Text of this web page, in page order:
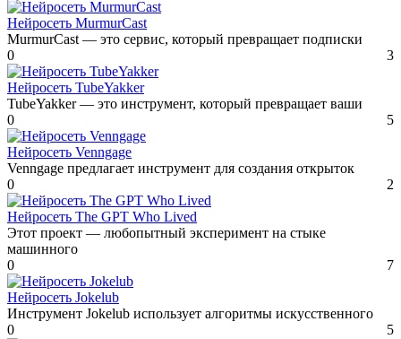
Нейросеть MurmurCast
MurmurCast — это сервис, который превращает подписки
0
3
Нейросеть TubeYakker
TubeYakker — это инструмент, который превращает ваши
0
5
Нейросеть Venngage
Venngage предлагает инструмент для создания открыток
0
2
Нейросеть The GPT Who Lived
Этот проект — любопытный эксперимент на стыке
машинного
0
7
Нейросеть Jokelub
Инструмент Jokelub использует алгоритмы искусственного
0
5